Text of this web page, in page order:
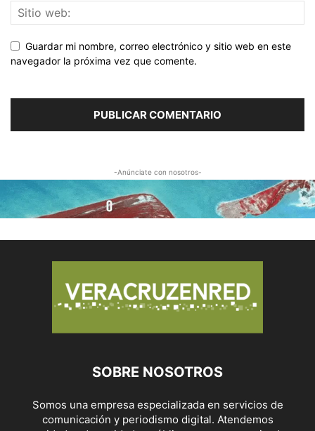
Guardar mi nombre, correo electrónico y sitio web en este
navegador la próxima vez que comente.
-Anúnciate con nosotros-
SOBRE NOSOTROS
Somos una empresa especializada en servicios de
comunicación y periodismo digital. Atendemos